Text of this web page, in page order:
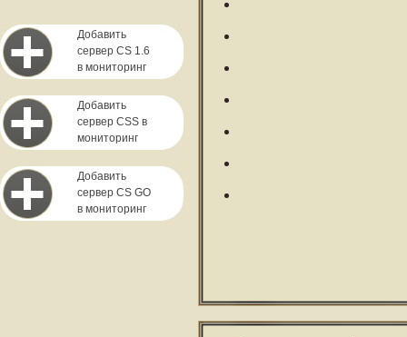
Добавить
сервер CS 1.6
в мониторинг
Добавить
сервер CSS в
мониторинг
Добавить
сервер CS GO
в мониторинг